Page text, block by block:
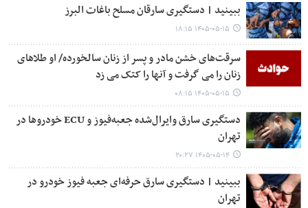
ببینید | دستگیری سارقان مسلح باغات البرز
۱۴۰۵-۰۵-۱۵ ۱۸:۱۵
سرقت‌های خشن مادر و پسر از زنان سالخورده/ او طلاهای
زنان را می گرفت و آنها را کتک می زد
۱۴۰۵-۰۵-۱۵ ۰۸:۱۵
دستگیری سارق وایرال‌شده جعبه‌فیوز و ECU خودروها در
تهران
۱۴۰۵-۰۵-۱۴ ۲۰:۲۷
ببینید | دستگیری سارق حرفه‌ای جعبه فیوز خودرو در
تهران